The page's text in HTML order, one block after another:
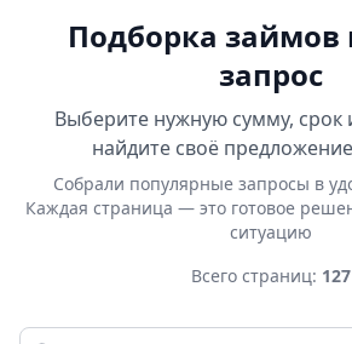
Подборка
запрос
Выберите нужную сумму, срок
найдите своё
Собрали популярные запросы в
Каждая страница — это готовое
ситуацию
Всего страниц: 127